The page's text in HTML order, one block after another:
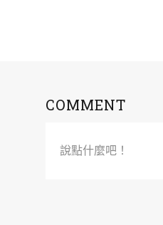
COMMENT
說點什麼吧！